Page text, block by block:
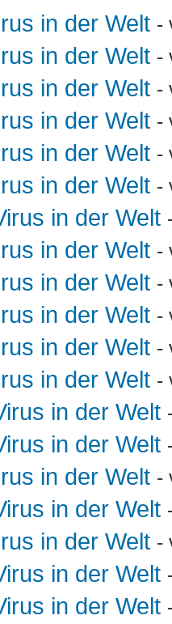
in der Welt -
in der Welt -
in der Welt -
in der Welt -
in der Welt -
in der Welt -
in der Welt
in der Welt -
in der Welt -
in der Welt -
in der Welt -
in der Welt -
in der Welt
in der Welt
in der Welt -
in der Welt
in der Welt -
in der Welt
in der Welt